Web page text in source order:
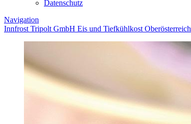
Datenschutz
Navigation
Innfrost Tripolt GmbH Eis und Tiefkühlkost Oberösterreich